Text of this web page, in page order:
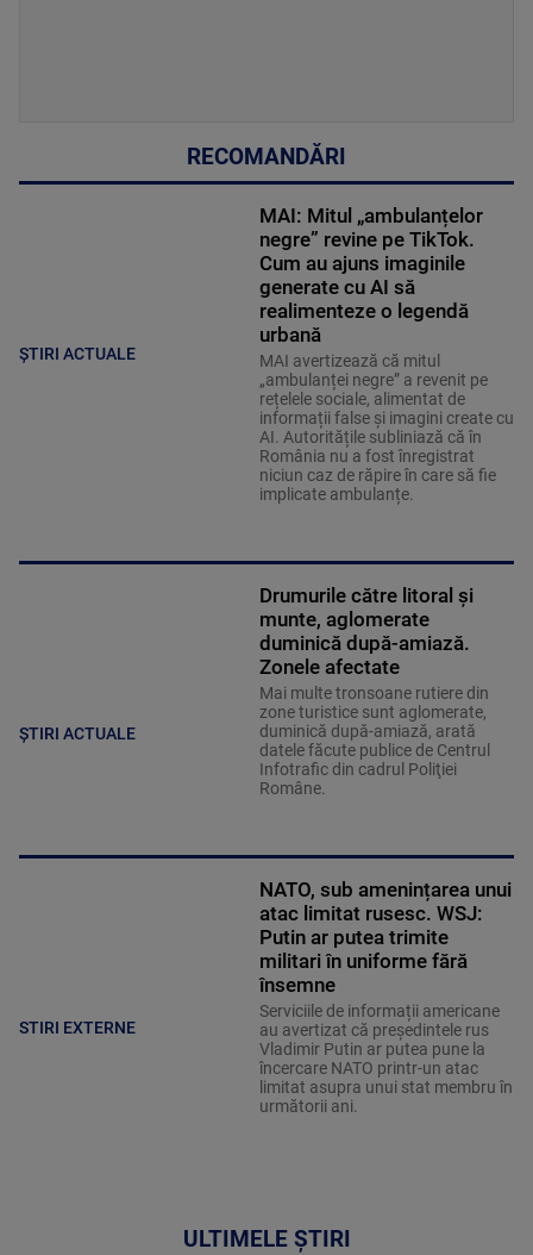
RECOMANDĂRI
ȘTIRI ACTUALE
MAI: Mitul „ambulanțelor
negre” revine pe TikTok.
Cum au ajuns imaginile
generate cu AI să
realimenteze o legendă
urbană
MAI avertizează că mitul
„ambulanței negre” a revenit pe
rețelele sociale, alimentat de
informații false și imagini create cu
AI. Autoritățile subliniază că în
România nu a fost înregistrat
niciun caz de răpire în care să fie
implicate ambulanțe.
ȘTIRI ACTUALE
Drumurile către litoral și
munte, aglomerate
duminică după-amiază.
Zonele afectate
Mai multe tronsoane rutiere din
zone turistice sunt aglomerate,
duminică după-amiază, arată
datele făcute publice de Centrul
Infotrafic din cadrul Poliţiei
Române.
STIRI EXTERNE
NATO, sub amenințarea unui
atac limitat rusesc. WSJ:
Putin ar putea trimite
militari în uniforme fără
însemne
Serviciile de informații americane
au avertizat că președintele rus
Vladimir Putin ar putea pune la
încercare NATO printr-un atac
limitat asupra unui stat membru în
următorii ani.
ULTIMELE ȘTIRI